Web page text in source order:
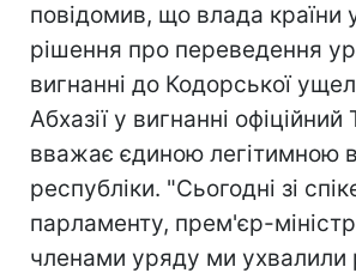
повідомив, що влада країни
рішення про переведення
вигнанні до Кодорської
Абхазії у вигнанні офіційний
вважає єдиною легітимною
республіки. "Сьогодні зі
парламенту, прем'єр-
членами уряду ми ухвалили